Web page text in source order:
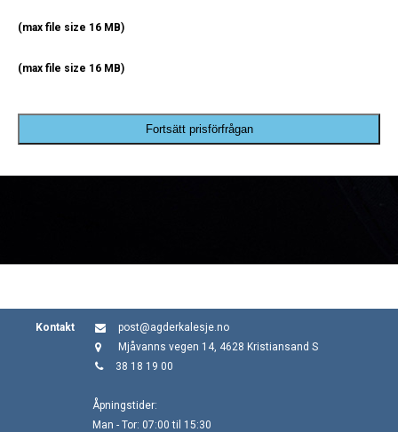
(max file size 16 MB)
(max file size 16 MB)
Fortsätt prisförfrågan
Kontakt
post@agderkalesje.no
Mjåvanns vegen 14, 4628 Kristiansand S
38 18 19 00
Åpningstider:
Man - Tor: 07:00 til 15:30